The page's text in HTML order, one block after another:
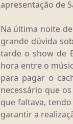
apresentação de
Na última noite
grande dúvida
tarde o show de
hora entre o
para pagar o
necessário que
que faltava,
garantir a